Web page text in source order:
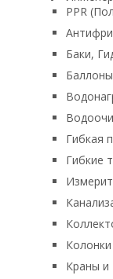
PPR
Баки,
Гибкая
Гибкие
Краны и